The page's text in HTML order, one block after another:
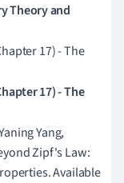
Theory and
17) - The
17) - The
Yang,
Zipf's Law:
Available